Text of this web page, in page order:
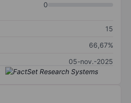
0
15
66,67%
05-nov.-2025